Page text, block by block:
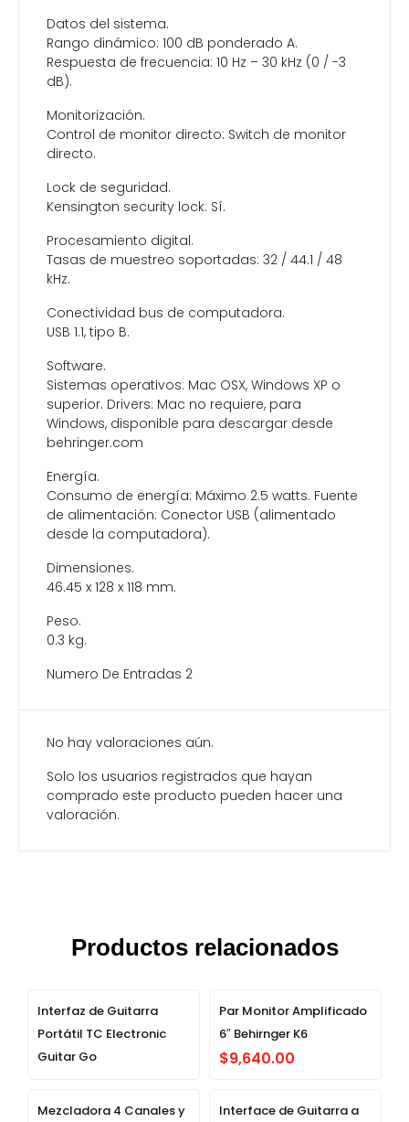
Datos del sistema.
Rango dinámico: 100 dB ponderado A.
Respuesta de frecuencia: 10 Hz – 30 kHz (0 / -3
dB).
Monitorización.
Control de monitor directo: Switch de monitor
directo.
Lock de seguridad.
Kensington security lock: Sí.
Procesamiento digital.
Tasas de muestreo soportadas: 32 / 44.1 / 48
kHz.
Conectividad bus de computadora.
USB 1.1, tipo B.
Software.
Sistemas operativos: Mac OSX, Windows XP o
superior. Drivers: Mac no requiere, para
Windows, disponible para descargar desde
behringer.com
Energía.
Consumo de energía: Máximo 2.5 watts. Fuente
de alimentación: Conector USB (alimentado
desde la computadora).
Dimensiones.
46.45 x 128 x 118 mm.
Peso.
0.3 kg.
Numero De Entradas 2
No hay valoraciones aún.
Solo los usuarios registrados que hayan
comprado este producto pueden hacer una
valoración.
Productos relacionados
Interfaz de Guitarra
Portátil TC Electronic
Guitar Go
Par Monitor Amplificado
6″ Behirnger K6
$9,640.00
Mezcladora 4 Canales y
Interface de Guitarra a